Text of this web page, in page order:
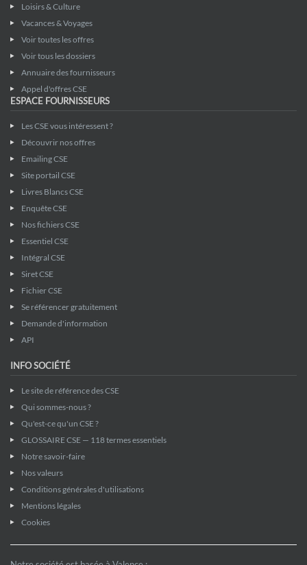
Loisirs & Culture
Vacances & Voyages
Voir toutes les offres
Voir tous les dossiers
Annuaire des fournisseurs
Appel d'offres CSE
ESPACE FOURNISSEURS
Les CSE vous intéressent ?
Découvrir nos offres
Emailing CSE
Site portail CSE
Livres Blancs CSE
Enquête CSE
Nos fichiers CSE
Essentiel CSE
Intégral CSE
Siret CSE
Fichier CSE
Se référencer gratuitement
Demande d'information
API
INFO SOCIÉTÉ
Le site de référence des CSE
Qui sommes-nous ?
Qu'est-ce qu'un CSE ?
GLOSSAIRE CSE — 118 termes essentiels
Notre savoir-faire
Nos valeurs
Conditions générales d'utilisations
Mentions légales
Cookies